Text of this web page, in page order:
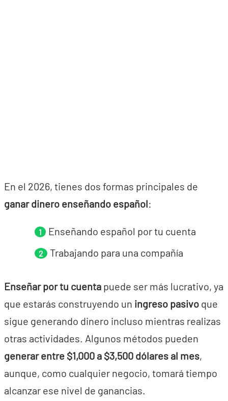
En el 2026, tienes dos formas principales de
ganar dinero enseñando español:
Enseñando español por tu cuenta
Trabajando para una compañía
Enseñar por tu cuenta puede ser más lucrativo, ya
que estarás construyendo un ingreso pasivo que
sigue generando dinero incluso mientras realizas
otras actividades. Algunos métodos pueden
generar entre $1,000 a $3,500 dólares al mes,
aunque, como cualquier negocio, tomará tiempo
alcanzar ese nivel de ganancias.